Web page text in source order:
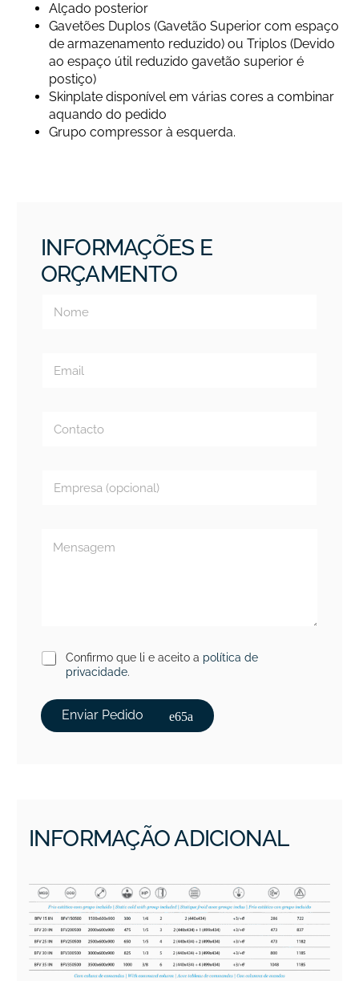
Alçado posterior
Gavetões Duplos (Gavetão Superior com espaço
de armazenamento reduzido) ou Triplos (Devido
ao espaço útil reduzido gavetão superior é
postiço)
Skinplate disponível em várias cores a combinar
aquando do pedido
Grupo compressor à esquerda.
INFORMAÇÕES E
ORÇAMENTO
Confirmo que li e aceito a política de
privacidade.
Enviar Pedido
INFORMAÇÃO ADICIONAL